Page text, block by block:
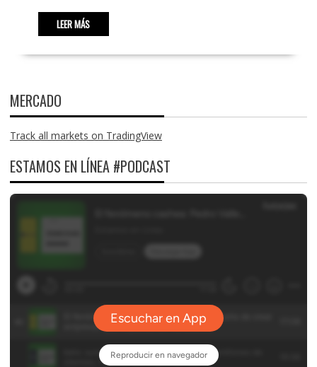
LEER MÁS
MERCADO
Track all markets on TradingView
ESTAMOS EN LÍNEA #PODCAST